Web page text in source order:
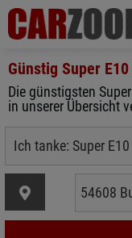
Günstig Super
Die günstigsten
in unserer Übersicht